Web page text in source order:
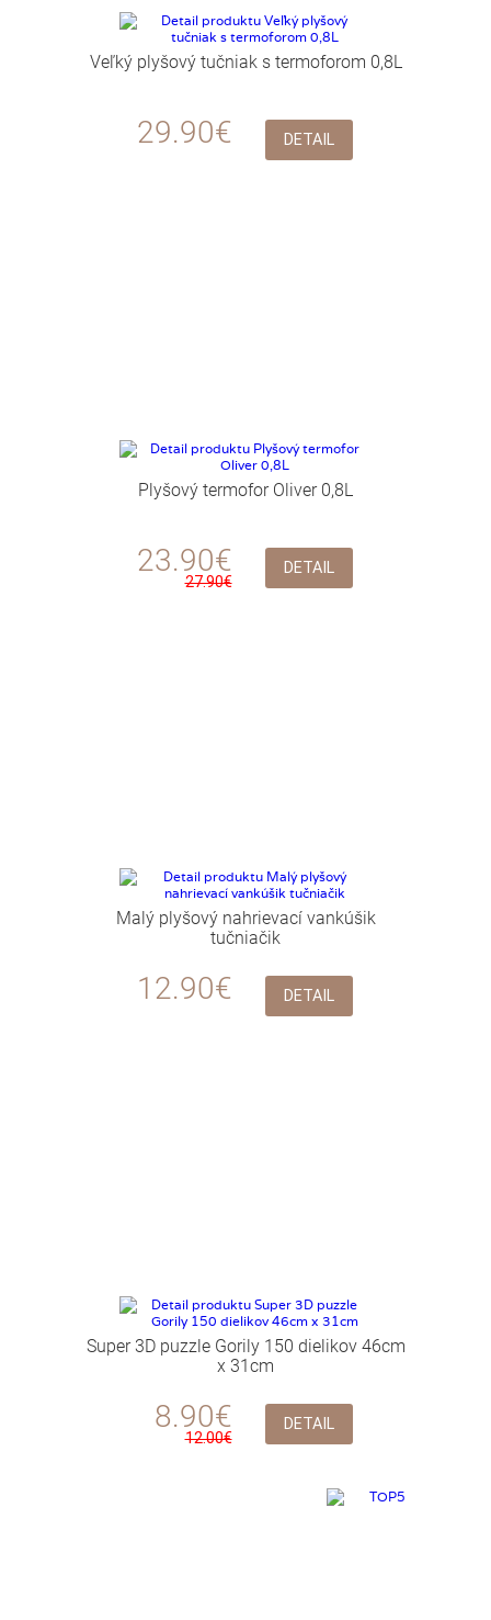
Veľký plyšový tučniak s termoforom 0,8L
29.90€ DETAIL
Plyšový termofor Oliver 0,8L
23.90€
27.90€
DETAIL
Malý plyšový nahrievací vankúšik
tučniačik
12.90€ DETAIL
Super 3D puzzle Gorily 150 dielikov 46cm
x 31cm
8.90€
12.00€
DETAIL